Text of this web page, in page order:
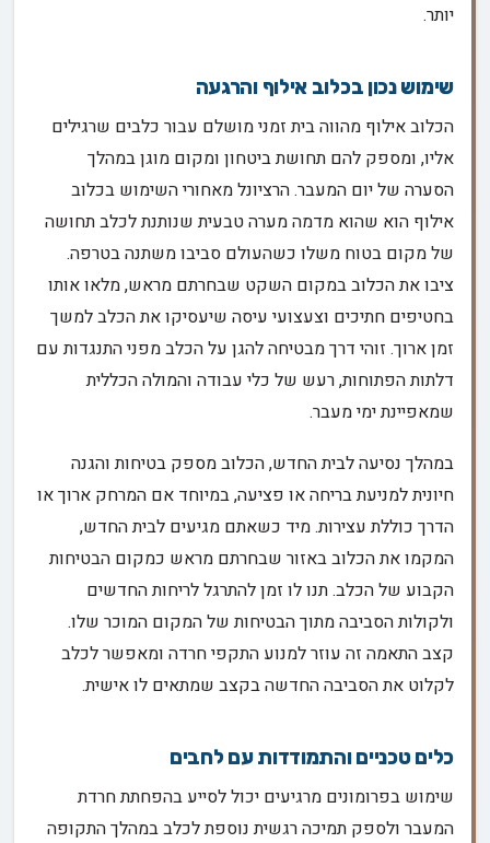
יותר.
שימוש נכון בכלוב אילוף והרגעה
הכלוב אילוף מהווה בית זמני מושלם עבור כלבים שרגילים
אליו, ומספק להם תחושת ביטחון ומקום מוגן במהלך
הסערה של יום המעבר. הרציונל מאחורי השימוש בכלוב
אילוף הוא שהוא מדמה מערה טבעית שנותנת לכלב תחושה
של מקום בטוח משלו כשהעולם סביבו משתנה בטרפה.
ציבו את הכלוב במקום השקט שבחרתם מראש, מלאו אותו
בחטיפים חתיכים וצעצועי עיסה שיעסיקו את הכלב למשך
זמן ארוך. זוהי דרך מבטיחה להגן על הכלב מפני התנגדות עם
דלתות הפתוחות, רעש של כלי עבודה והמולה הכללית
שמאפיינת ימי מעבר.
במהלך נסיעה לבית החדש, הכלוב מספק בטיחות והגנה
חיונית למניעת בריחה או פציעה, במיוחד אם המרחק ארוך או
הדרך כוללת עצירות. מיד כשאתם מגיעים לבית החדש,
המקמו את הכלוב באזור שבחרתם מראש כמקום הבטיחות
הקבוע של הכלב. תנו לו זמן להתרגל לריחות החדשים
ולקולות הסביבה מתוך הבטיחות של המקום המוכר שלו.
קצב התאמה זה עוזר למנוע התקפי חרדה ומאפשר לכלב
לקלוט את הסביבה החדשה בקצב שמתאים לו אישית.
כלים טכניים והתמודדות עם לחבים
שימוש בפרומונים מרגיעים יכול לסייע בהפחתת חרדת
המעבר ולספק תמיכה רגשית נוספת לכלב במהלך התקופה